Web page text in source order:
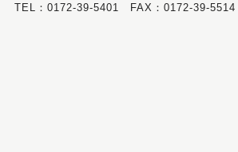
TEL：0172-39-5401 FAX：0172-39-5514